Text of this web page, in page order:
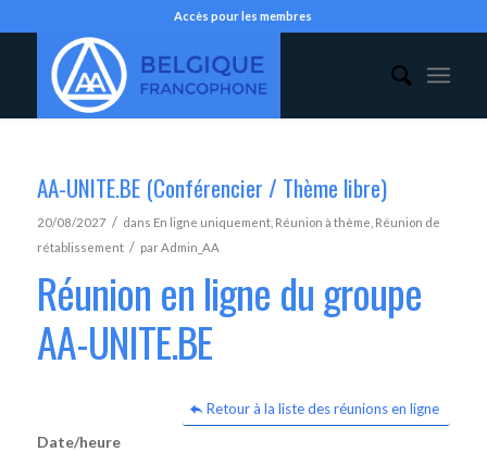
Accès pour les membres
AA-UNITE.BE (Conférencier / Thème libre)
20/08/2027 / dans En ligne uniquement, Réunion à thème Réunion de
rétablissement / parAdmin_AA
Réunion en ligne du groupe
AA-UNITE.BE
Retour à la liste des réunions en ligne
Date/heure